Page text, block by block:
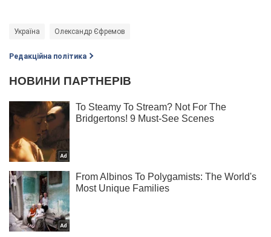
Україна Олександр Єфремов
Редакційна політика